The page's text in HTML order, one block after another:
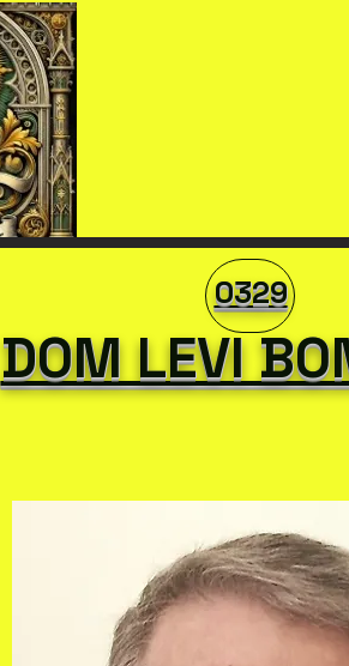
DOM LEVI
0329